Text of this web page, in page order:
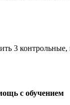
3 контрольные,
с обучением